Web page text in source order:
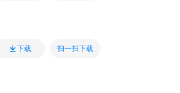
下载 扫一扫下载